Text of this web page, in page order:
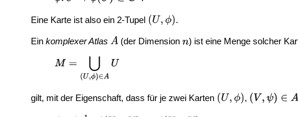
Eine Karte ist also ein 2-Tupel .
Ein komplexer Atlas (der Dimension ) ist eine Menge solcher
gilt, mit der Eigenschaft, dass für je zwei Karten ,